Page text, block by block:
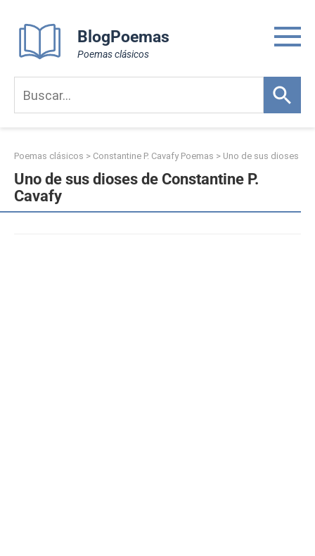
content
BlogPoemas
Poemas clásicos
Poemas clásicos > Constantine P. Cavafy Poemas > Uno de sus dioses
Uno de sus dioses de Constantine P.
Cavafy